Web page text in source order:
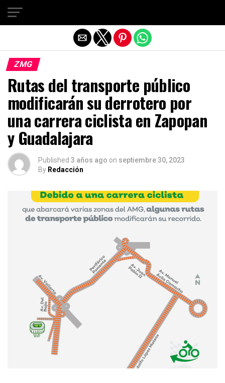
ZMG
Rutas del transporte público
modificarán su derrotero por
una carrera ciclista en Zapopan
y Guadalajara
Published 3 años ago on septiembre 30, 2023
By Redacción